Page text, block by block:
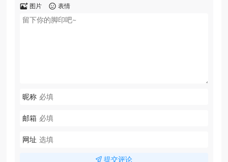
图片 表情
昵称
邮箱
网址
提交评论